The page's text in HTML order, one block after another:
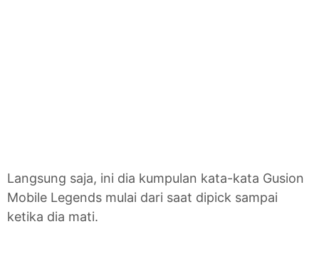
Langsung saja, ini dia kumpulan kata-kata Gusion
Mobile Legends mulai dari saat dipick sampai
ketika dia mati.